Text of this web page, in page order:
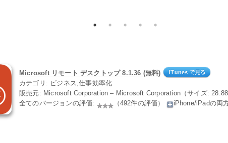
Microsoft リモート デスクトップ 8.1.36 (無料)
カテゴリ: ビジネス,仕事効率化
販売元: Microsoft Corporation – Microsoft Corporation（サイズ: 28.88
全てのバージョンの評価:
（492件の評価） iPhone/iPadの両